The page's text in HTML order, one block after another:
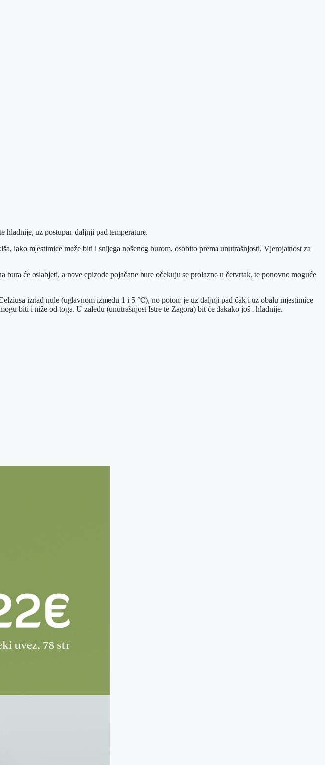
hladnije, uz postupan daljnji pad temperature.
iako mjestimice može biti i snijega nošenog burom, osobito prema unutrašnjosti. Vjerojatnost za
će oslabjeti, a nove epizode pojačane bure očekuju se prolazno u četvrtak, te ponovno moguće
iznad nule (uglavnom između 1 i 5 °C), no potom je uz daljnji pad čak i uz obalu mjestimice
biti i niže od toga. U zaleđu (unutrašnjost Istre te Zagora) bit će dakako još i hladnije.